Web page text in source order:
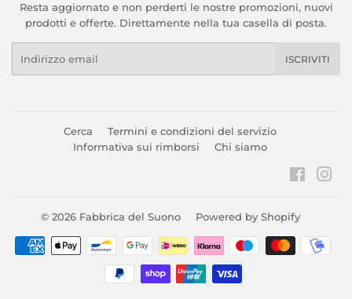
Resta aggiornato e non perderti le nostre promozioni, nuovi
prodotti e offerte. Direttamente nella tua casella di posta.
ISCRIVITI
Cerca
Termini e condizioni del servizio
Informativa sui rimborsi
Chi siamo
© 2026 Fabbrica del Suono Powered by Shopify
Modalità
pagamento